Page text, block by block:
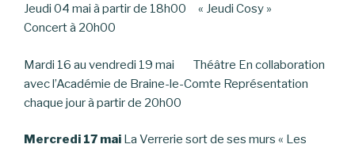
Jeudi 04 mai à partir de 18h00 « Jeudi Cosy »
Concert à 20h00
Mardi 16 au vendredi 19 mai Théâtre En collaboration
avec l’Académie de Braine-le-Comte Représentation
chaque jour à partir de 20h00
Mercredi 17 mai La Verrerie sort de ses murs « Les